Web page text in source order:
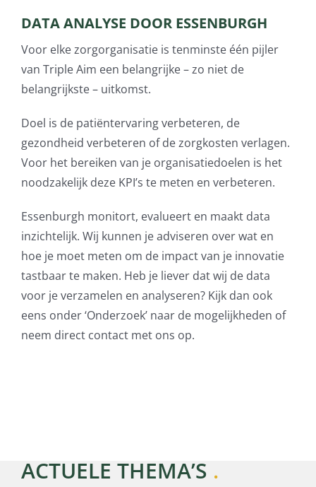
DATA ANALYSE DOOR ESSENBURGH
Voor elke zorgorganisatie is tenminste één pijler
van Triple Aim een belangrijke – zo niet de
belangrijkste – uitkomst.
Doel is de patiëntervaring verbeteren, de
gezondheid verbeteren of de zorgkosten verlagen.
Voor het bereiken van je organisatiedoelen is het
noodzakelijk deze KPI’s te meten en verbeteren.
Essenburgh monitort, evalueert en maakt data
inzichtelijk. Wij kunnen je adviseren over wat en
hoe je moet meten om de impact van je innovatie
tastbaar te maken. Heb je liever dat wij de data
voor je verzamelen en analyseren? Kijk dan ook
eens onder ‘Onderzoek’ naar de mogelijkheden of
neem direct contact met ons op.
ACTUELE THEMA’S .